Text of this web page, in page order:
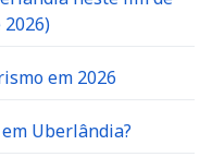
em 2026
Uberlândia?